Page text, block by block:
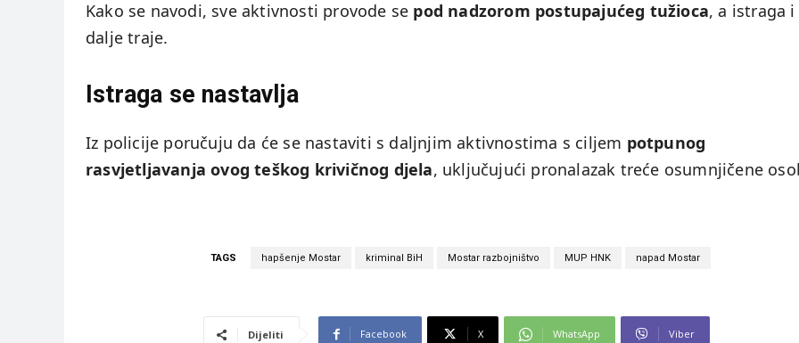
Kako se navodi, sve aktivnosti provode se pod nadzorom postupajućeg tužioca, a istraga i
dalje traje.
Istraga se nastavlja
Iz policije poručuju da će se nastaviti s daljnjim aktivnostima s ciljem potpunog
rasvjetljavanja ovog teškog krivičnog djela, uključujući pronalazak treće osumnjičene
TAGS hapšenje Mostar kriminal BiH Mostar razbojništvo MUP HNK napad Mostar
Dijeliti Facebook X WhatsApp Viber